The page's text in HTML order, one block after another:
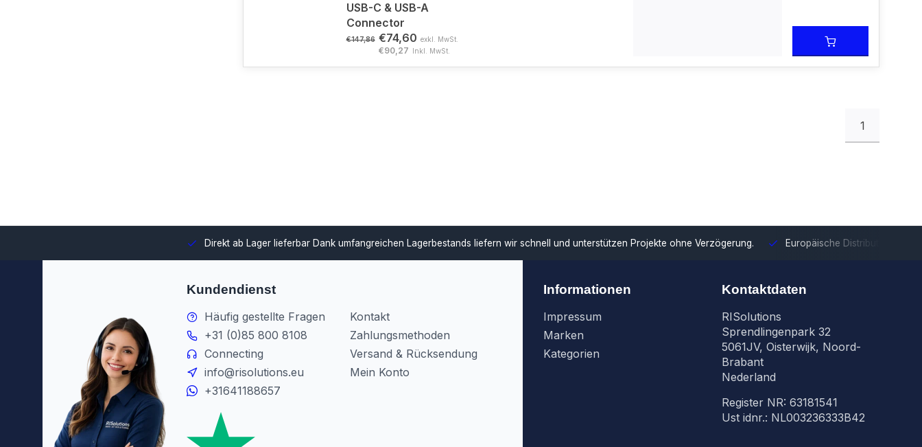
USB-C & USB-A
Connector
€147,86 €74,60 exkl. MwSt.
€90,27 Inkl. MwSt.
1
Direkt ab Lager lieferbar Dank umfangreichen Lagerbestands liefern wir schnell und unterstützen Projekte ohne Verzögerung. Europäische Distribution
Kundendienst
Häufig gestellte Fragen
+31 (0)85 800 8108
Connecting
info@risolutions.eu
+31641188657
Kontakt
Zahlungsmethoden
Versand & Rücksendung
Mein Konto
Informationen
Impressum
Marken
Kategorien
Kontaktdaten
RISolutions
Sprendlingenpark 32
5061JV, Oisterwijk, Noord-
Brabant
Nederland
Register NR: 63181541
Ust idnr.: NL003236333B42